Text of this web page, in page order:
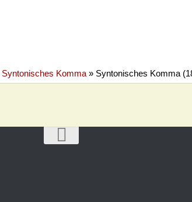
Syntonisches Komma» Syntonisches Komma